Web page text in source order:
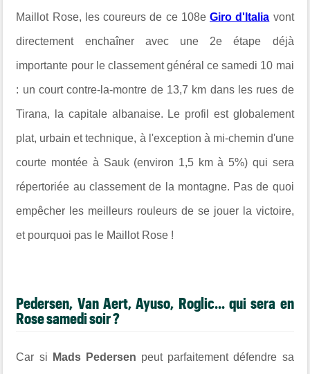
Maillot Rose, les coureurs de ce 108eGiro d'Italia vont
directement enchaîner avec une 2e étape déjà
importante pour le classement général ce samedi 10 mai
: un court contre-la-montre de 13,7 km dans les rues de
Tirana, la capitale albanaise. Le profil est globalement
plat, urbain et technique, à l'exception à mi-chemin d'une
courte montée à Sauk (environ 1,5 km à 5%) qui sera
répertoriée au classement de la montagne. Pas de quoi
empêcher les meilleurs rouleurs de se jouer la victoire,
et pourquoi pas le Maillot Rose !
Pedersen, Van Aert, Ayuso, Roglic... qui sera en
Rose samedi soir ?
Car si Mads Pedersen peut parfaitement défendre sa